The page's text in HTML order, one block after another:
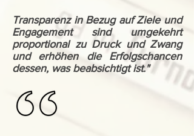
​Transparenz in Bezug auf Ziele und
Engagement sind umgekehrt
proportional zu Druck und Zwang
und erhöhen die Erfolgschancen
dessen, was beabsichtigt ist."